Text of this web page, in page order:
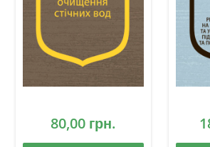
80,00 грн.
час